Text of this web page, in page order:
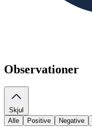
Observationer
Skjul
Alle
Positive Negative